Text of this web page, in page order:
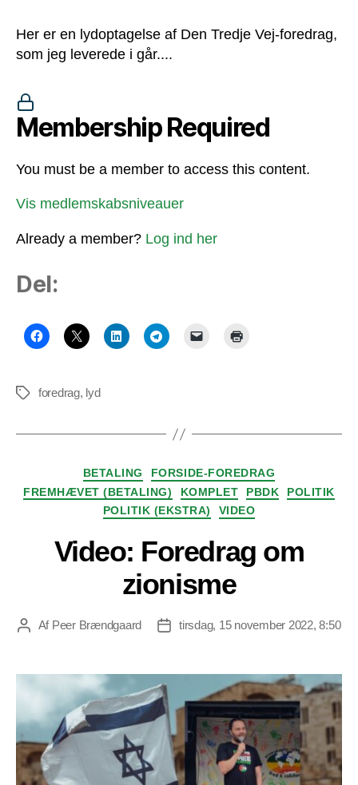
Her er en lydoptagelse af Den Tredje Vej-foredrag,
som jeg leverede i går....
Membership Required
You must be a member to access this content.
Vis medlemskabsniveauer
Already a member? Log ind her
Del:
Tagsforedrag, lyd
Kategorier
BETALING
FORSIDE-FOREDRAG
FREMHÆVET (BETALING)
KOMPLET PBDK
POLITIK
POLITIK (EKSTRA)
VIDEO
Video: Foredrag om
zionisme
Indlægsforfatter
Af Peer Brændgaard Indlægsdato
tirsdag, 15 november 2022, 8:50